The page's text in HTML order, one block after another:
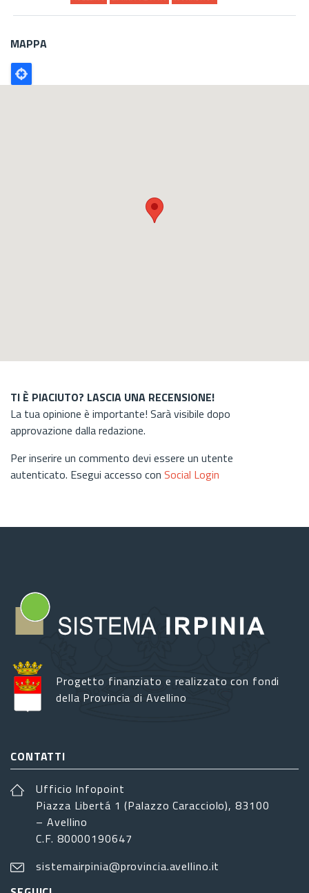
MAPPA
Poligono
GEO
TI È PIACIUTO? LASCIA UNA RECENSIONE!
La tua opinione è importante! Sarà visibile dopo
approvazione dalla redazione.
Per inserire un commento devi essere un utente
autenticato. Esegui accesso con Social Login
Progetto finanziato e realizzato con fondi
della Provincia di Avellino
CONTATTI
Ufficio Infopoint
Piazza Libertá 1 (Palazzo Caracciolo), 83100
– Avellino
C.F. 80000190647
sistemairpinia@provincia.avellino.it